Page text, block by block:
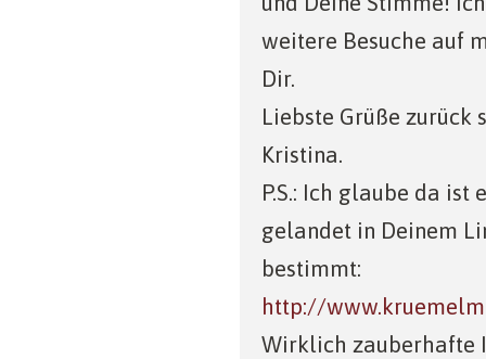
weitere Besuche auf
Dir.
Liebste Grüße zurück
Kristina.
P.S.: Ich glaube da
gelandet in Deinem
bestimmt:
http://
Wirklich zauberhafte